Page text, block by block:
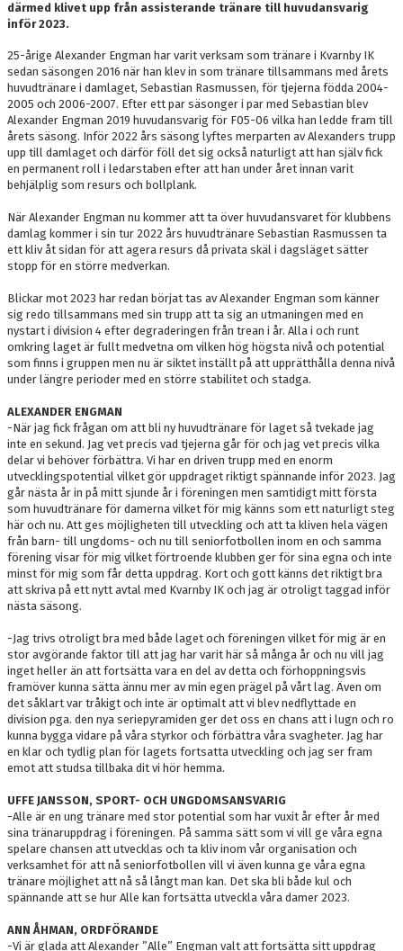
därmed klivet upp från assisterande tränare till huvudansvarig
inför 2023.
25-årige Alexander Engman har varit verksam som tränare i Kvarnby IK
sedan säsongen 2016 när han klev in som tränare tillsammans med årets
huvudtränare i damlaget, Sebastian Rasmussen, för tjejerna födda 2004-
2005 och 2006-2007. Efter ett par säsonger i par med Sebastian blev
Alexander Engman 2019 huvudansvarig för F05-06 vilka han ledde fram till
årets säsong. Inför 2022 års säsong lyftes merparten av Alexanders trupp
upp till damlaget och därför föll det sig också naturligt att han själv fick
en permanent roll i ledarstaben efter att han under året innan varit
behjälplig som resurs och bollplank.
När Alexander Engman nu kommer att ta över huvudansvaret för klubbens
damlag kommer i sin tur 2022 års huvudtränare Sebastian Rasmussen ta
ett kliv åt sidan för att agera resurs då privata skäl i dagsläget sätter
stopp för en större medverkan.
Blickar mot 2023 har redan börjat tas av Alexander Engman som känner
sig redo tillsammans med sin trupp att ta sig an utmaningen med en
nystart i division 4 efter degraderingen från trean i år. Alla i och runt
omkring laget är fullt medvetna om vilken hög högsta nivå och potential
som finns i gruppen men nu är siktet inställt på att upprätthålla denna nivå
under längre perioder med en större stabilitet och stadga.
ALEXANDER ENGMAN
-När jag fick frågan om att bli ny huvudtränare för laget så tvekade jag
inte en sekund. Jag vet precis vad tjejerna går för och jag vet precis vilka
delar vi behöver förbättra. Vi har en driven trupp med en enorm
utvecklingspotential vilket gör uppdraget riktigt spännande inför 2023. Jag
går nästa år in på mitt sjunde år i föreningen men samtidigt mitt första
som huvudtränare för damerna vilket för mig känns som ett naturligt steg
här och nu. Att ges möjligheten till utveckling och att ta kliven hela vägen
från barn- till ungdoms- och nu till seniorfotbollen inom en och samma
förening visar för mig vilket förtroende klubben ger för sina egna och inte
minst för mig som får detta uppdrag. Kort och gott känns det riktigt bra
att skriva på ett nytt avtal med Kvarnby IK och jag är otroligt taggad inför
nästa säsong.
-Jag trivs otroligt bra med både laget och föreningen vilket för mig är en
stor avgörande faktor till att jag har varit här så många år och nu vill jag
inget heller än att fortsätta vara en del av detta och förhoppningsvis
framöver kunna sätta ännu mer av min egen prägel på vårt lag. Även om
det såklart var tråkigt och inte är optimalt att vi blev nedflyttade en
division pga. den nya seriepyramiden ger det oss en chans att i lugn och ro
kunna bygga vidare på våra styrkor och förbättra våra svagheter. Jag har
en klar och tydlig plan för lagets fortsatta utveckling och jag ser fram
emot att studsa tillbaka dit vi hör hemma.
UFFE JANSSON, SPORT- OCH UNGDOMSANSVARIG
-Alle är en ung tränare med stor potential som har vuxit år efter år med
sina tränaruppdrag i föreningen. På samma sätt som vi vill ge våra egna
spelare chansen att utvecklas och ta kliv inom vår organisation och
verksamhet för att nå seniorfotbollen vill vi även kunna ge våra egna
tränare möjlighet att nå så långt man kan. Det ska bli både kul och
spännande att se hur Alle kan fortsätta utveckla våra damer 2023.
ANN ÅHMAN, ORDFÖRANDE
-Vi är glada att Alexander ”Alle” Engman valt att fortsätta sitt uppdrag